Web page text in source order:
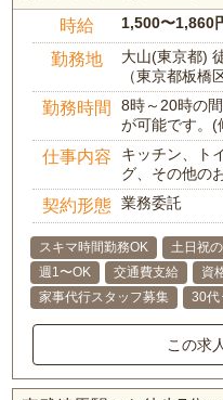
時給 1,500〜1,860
勤務地
大山(東京都)
（東京都板橋
勤務時間
8時～20時の
が可能です。(
仕事内容
キッチン、ト
グ、その他の
契約形態 業務委託
スキマ時間勤務OK 土日祝
週1〜OK
交通費支給 資
家事代行スタッフ募集
30代
この求